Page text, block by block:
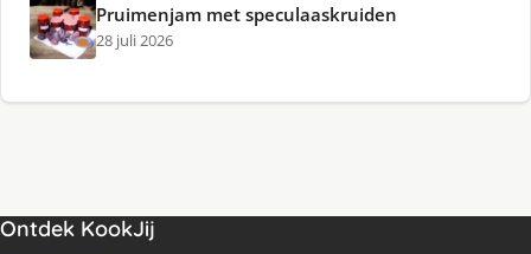
Pruimenjam met speculaaskruiden
28 juli 2026
Ontdek KookJij